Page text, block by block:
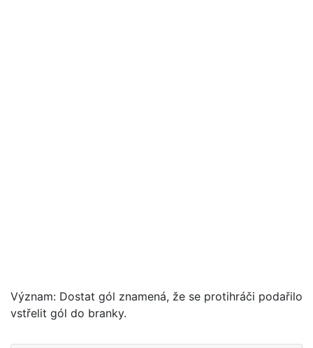
Význam: Dostat gól znamená, že se protihráči podařilo
vstřelit gól do branky.